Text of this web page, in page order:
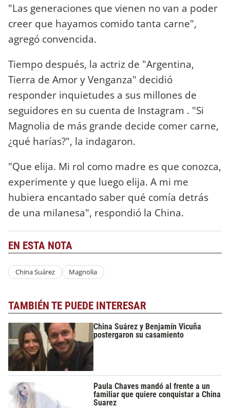
"Las generaciones que vienen no van a poder
creer que hayamos comido tanta carne",
agregó convencida.
Tiempo después, la actriz de "Argentina,
Tierra de Amor y Venganza" decidió
responder inquietudes a sus millones de
seguidores en su cuenta de Instagram . "Si
Magnolia de más grande decide comer carne,
¿qué harías?", la indagaron.
"Que elija. Mi rol como madre es que conozca,
experimente y que luego elija. A mi me
hubiera encantado saber qué comía detrás
de una milanesa", respondió la China.
EN ESTA NOTA
China Suárez Magnolia
TAMBIÉN TE PUEDE INTERESAR
China Suárez y Benjamín Vicuña
postergaron su casamiento
Paula Chaves mandó al frente a un
familiar que quiere conquistar a China
Suarez